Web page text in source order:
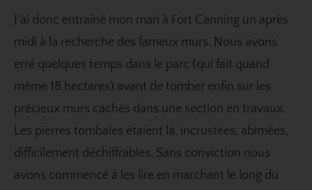
J’ai donc entraîné mon mari à Fort Canning un après
midi à la recherche des fameux murs. Nous avons
erré quelques temps dans le parc (qui fait quand
même 18 hectares) avant de tomber enfin sur les
précieux murs cachés dans une section en travaux.
Les pierres tombales étaient là, incrustées, abîmées,
difficilement déchiffrables. Sans conviction nous
avons commencé à les lire en marchant le long du